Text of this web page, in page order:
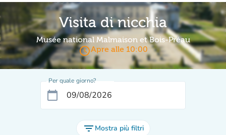
Visita di nicchia
Musée national Malmaison et Bois-Préau
access_timeApre alle 10:00
Per quale giorno?
calendar_today
filter_list Mostra più filtri